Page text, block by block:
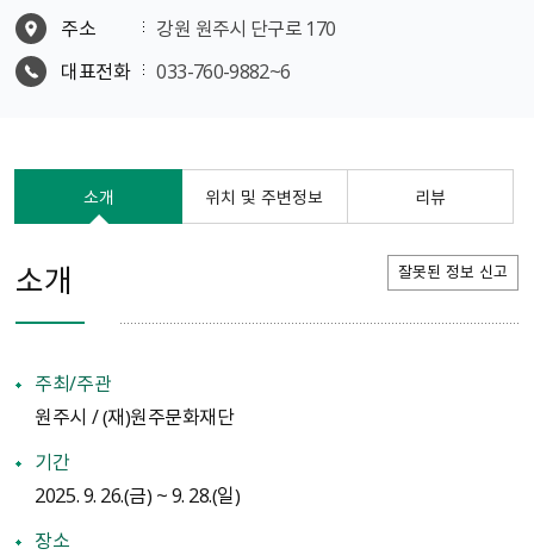
주소
강원 원주시 단구로 170
대표전화
033-760-9882~6
소개 위치 및 주변정보 리뷰
소개 잘못된 정보 신고
주최/주관
원주시 / （재）원주문화재단
기간
2025. 9. 26.（금） ~ 9. 28.（일）
장소